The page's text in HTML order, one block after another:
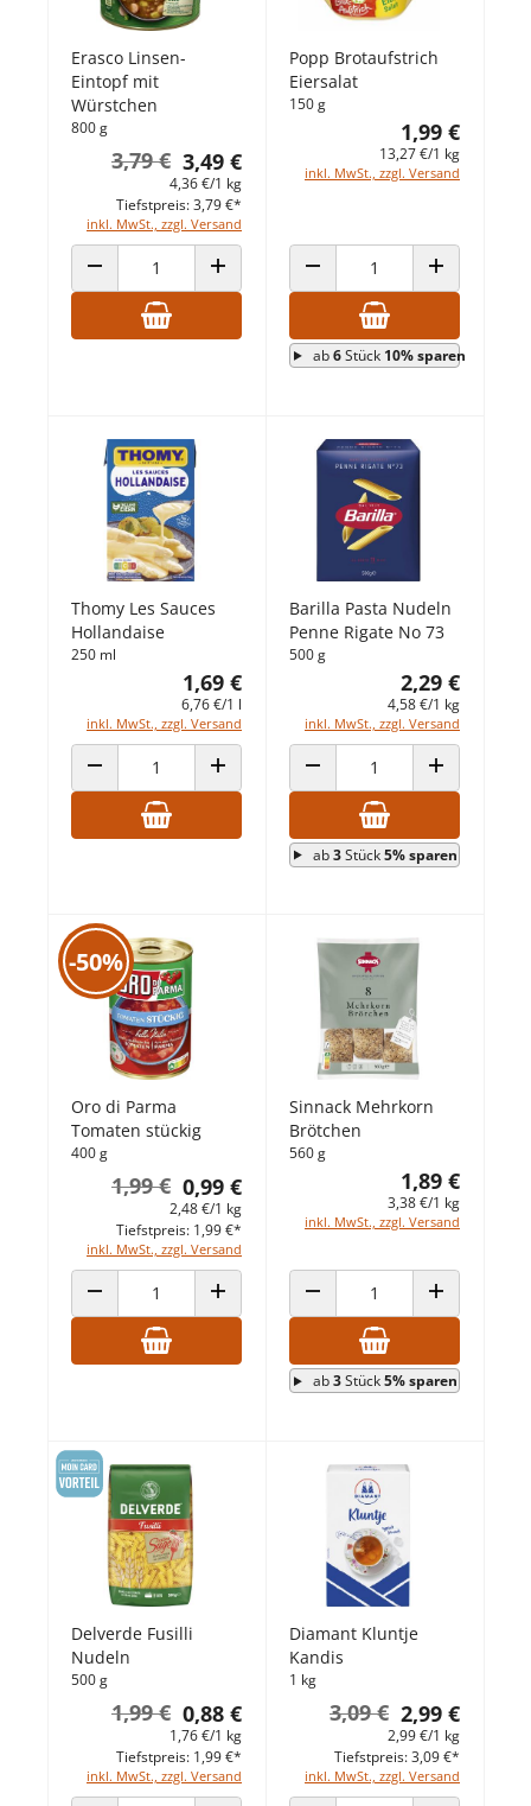
Erasco Linsen-
Eintopf mit
Würstchen
800 g
3,49 €
3,79 €
4,36 €/1 kg
inkl. MwSt., zzgl. Versand
Tiefstpreis: 3,79 €*
ANZAHL VERRINGERNANZAHL ERHÖHEN
Popp Brotaufstrich
Eiersalat
150 g
1,99 €
13,27 €/1 kg
inkl. MwSt., zzgl. Versand
ANZAHL VERRINGERNANZAHL
ab6Stück 10% sparen
Thomy Les Sauces
Hollandaise
250 ml
1,69 €
6,76 €/1 l
inkl. MwSt., zzgl. Versand
ANZAHL VERRINGERNANZAHL ERHÖHEN
Barilla Pasta Nudeln
Penne Rigate No 73
500 g
2,29 €
4,58 €/1 kg
inkl. MwSt., zzgl. Versand
ANZAHL VERRINGERNANZAHL
ab3Stück5% sparen
-50%
Oro di Parma
Tomaten stückig
400 g
0,99 €
1,99 €
2,48 €/1 kg
inkl. MwSt., zzgl. Versand
Tiefstpreis: 1,99 €*
ANZAHL VERRINGERNANZAHL ERHÖHEN
Sinnack Mehrkorn
Brötchen
560 g
1,89 €
3,38 €/1 kg
inkl. MwSt., zzgl. Versand
ANZAHL VERRINGERNANZAHL
ab3Stück5% sparen
Delverde Fusilli
Nudeln
500 g
0,88 €
1,99 €
1,76 €/1 kg
inkl. MwSt., zzgl. Versand
Tiefstpreis: 1,99 €*
Diamant Kluntje
Kandis
1 kg
2,99 €
3,09 €
2,99 €/1 kg
inkl. MwSt., zzgl. Versand
Tiefstpreis: 3,09 €*